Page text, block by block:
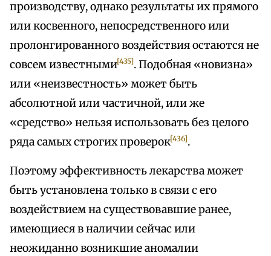
производству, однако результаты их прямого
или косвенного, непосредственного или
пролонгированного воздействия остаются не
совсем известными[435]. Подобная «новизна»
или «неизвестность» может быть
абсолютной или частичной, или же
«средство» нельзя использовать без целого
ряда самых строгих проверок[436].
Поэтому эффективность лекарства может
быть установлена только в связи с его
воздействием на существовавшие ранее,
имеющиеся в наличии сейчас или
неожиданно возникшие аномалии